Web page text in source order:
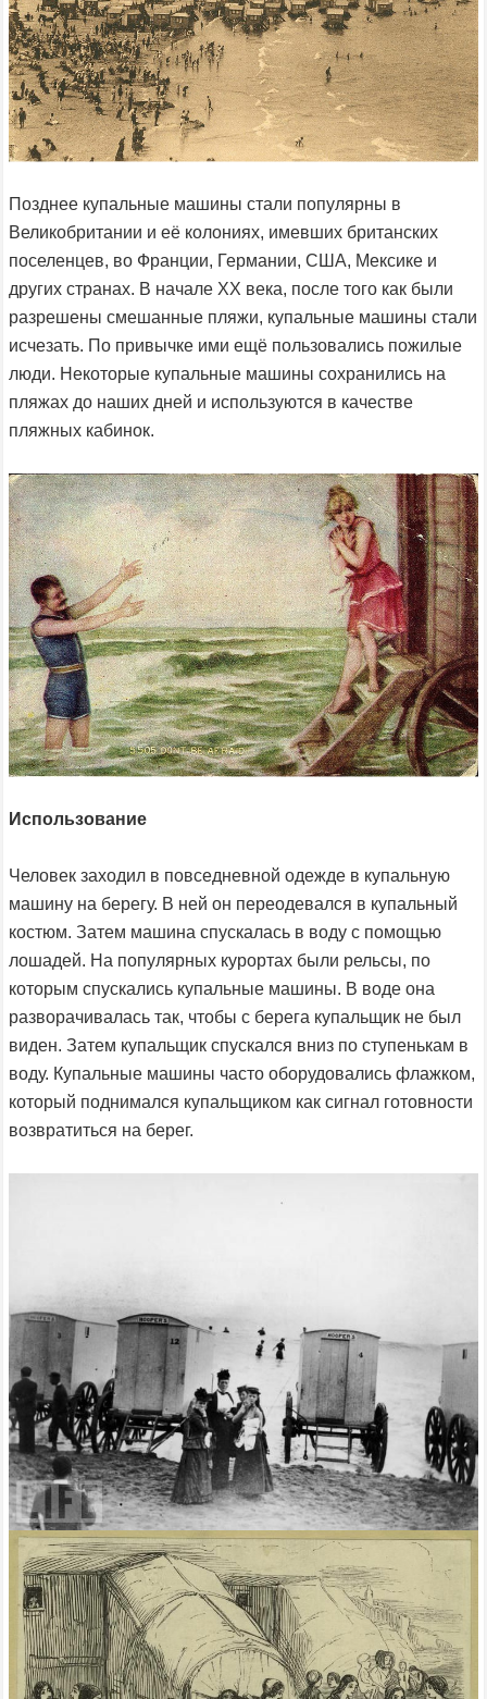
Позднее купальные машины стали популярны в
Великобритании и её колониях, имевших британских
поселенцев, во Франции, Германии, США, Мексике и
других странах. В начале XX века, после того как были
разрешены смешанные пляжи, купальные машины стали
исчезать. По привычке ими ещё пользовались пожилые
люди. Некоторые купальные машины сохранились на
пляжах до наших дней и используются в качестве
пляжных кабинок.
Использование
Человек заходил в повседневной одежде в купальную
машину на берегу. В ней он переодевался в купальный
костюм. Затем машина спускалась в воду с помощью
лошадей. На популярных курортах были рельсы, по
которым спускались купальные машины. В воде она
разворачивалась так, чтобы с берега купальщик не был
виден. Затем купальщик спускался вниз по ступенькам в
воду. Купальные машины часто оборудовались флажком,
который поднимался купальщиком как сигнал готовности
возвратиться на берег.